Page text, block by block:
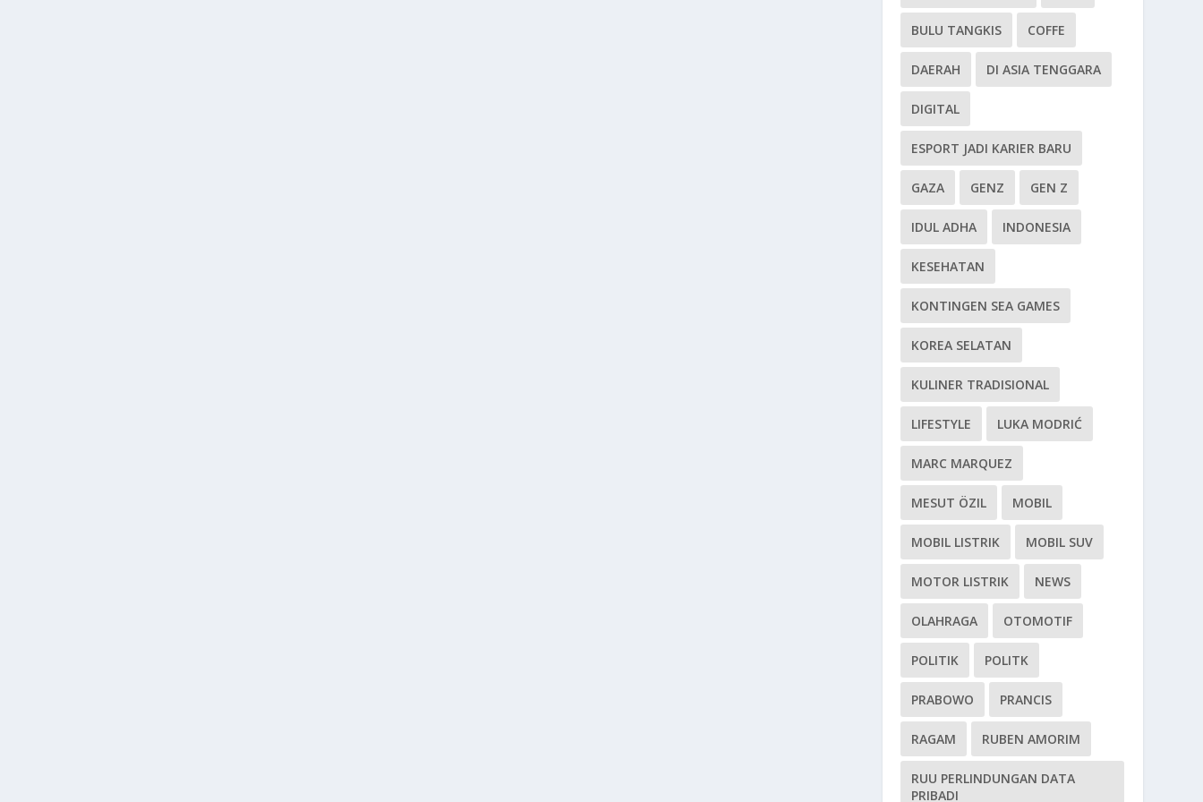
BULU TANGKIS COFFE
DAERAH DI ASIA TENGGARA
DIGITAL
ESPORT JADI KARIER BARU
GAZA GENZ GEN Z
IDUL ADHA INDONESIA
KESEHATAN
KONTINGEN SEA GAMES
KOREA SELATAN
KULINER TRADISIONAL
LIFESTYLE LUKA MODRIĆ
MARC MARQUEZ
MESUT ÖZIL MOBIL
MOBIL LISTRIK MOBIL SUV
MOTOR LISTRIK NEWS
OLAHRAGA OTOMOTIF
POLITIK POLITK
PRABOWO PRANCIS
RAGAM RUBEN AMORIM
RUU PERLINDUNGAN DATA
PRIBADI